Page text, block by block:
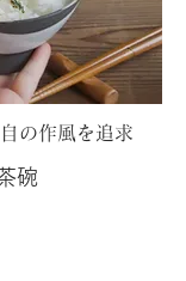
の作風を追求
碗